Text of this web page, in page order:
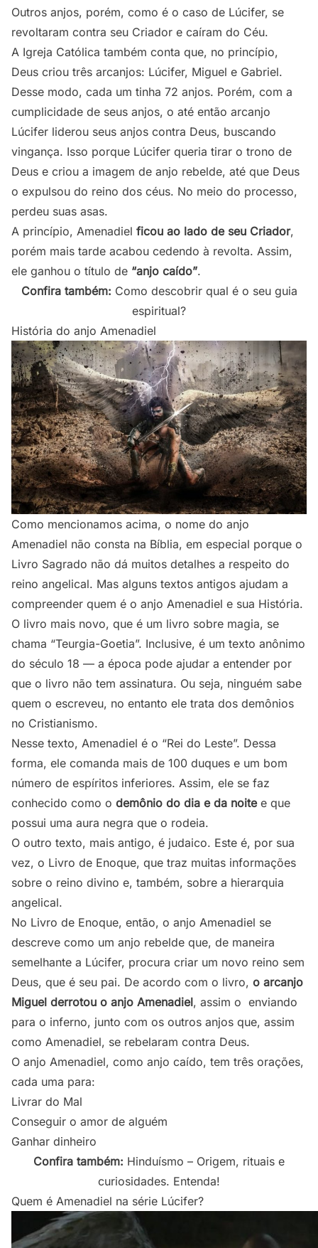
Outros anjos, porém, como é o caso de Lúcifer, se
revoltaram contra seu Criador e caíram do Céu.
A Igreja Católica também conta que, no princípio,
Deus criou três arcanjos: Lúcifer, Miguel e Gabriel.
Desse modo, cada um tinha 72 anjos. Porém, com a
cumplicidade de seus anjos, o até então arcanjo
Lúcifer liderou seus anjos contra Deus, buscando
vingança. Isso porque Lúcifer queria tirar o trono de
Deus e criou a imagem de anjo rebelde, até que Deus
o expulsou do reino dos céus. No meio do processo,
perdeu suas asas.
A princípio, Amenadiel ficou ao lado de seu Criador,
porém mais tarde acabou cedendo à revolta. Assim,
ele ganhou o título de “anjo caído”.
Confira também: Como descobrir qual é o seu guia
espiritual?
História do anjo Amenadiel
Como mencionamos acima, o nome do anjo
Amenadiel não consta na Bíblia, em especial porque o
Livro Sagrado não dá muitos detalhes a respeito do
reino angelical. Mas alguns textos antigos ajudam a
compreender quem é o anjo Amenadiel e sua História.
O livro mais novo, que é um livro sobre magia, se
chama “Teurgia-Goetia”. Inclusive, é um texto anônimo
do século 18 — a época pode ajudar a entender por
que o livro não tem assinatura. Ou seja, ninguém sabe
quem o escreveu, no entanto ele trata dos demônios
no Cristianismo.
Nesse texto, Amenadiel é o “Rei do Leste”. Dessa
forma, ele comanda mais de 100 duques e um bom
número de espíritos inferiores. Assim, ele se faz
conhecido como o demônio do dia e da noitee que
possui uma aura negra que o rodeia.
O outro texto, mais antigo, é judaico. Este é, por sua
vez, o Livro de Enoque, que traz muitas informações
sobre o reino divino e, também, sobre a hierarquia
angelical.
No Livro de Enoque, então, o anjo Amenadiel se
descreve como um anjo rebelde que, de maneira
semelhante a Lúcifer, procura criar um novo reino sem
Deus, que é seu pai. De acordo com o livro, o arcanjo
Miguel derrotou o anjo Amenadiel, assim o enviando
para o inferno, junto com os outros anjos que, assim
como Amenadiel, se rebelaram contra Deus.
O anjo Amenadiel, como anjo caído, tem três orações,
cada uma para:
Livrar do Mal
Conseguir o amor de alguém
Ganhar dinheiro
Confira também: Hinduísmo – Origem, rituais e
curiosidades. Entenda!
Quem é Amenadiel na série Lúcifer?